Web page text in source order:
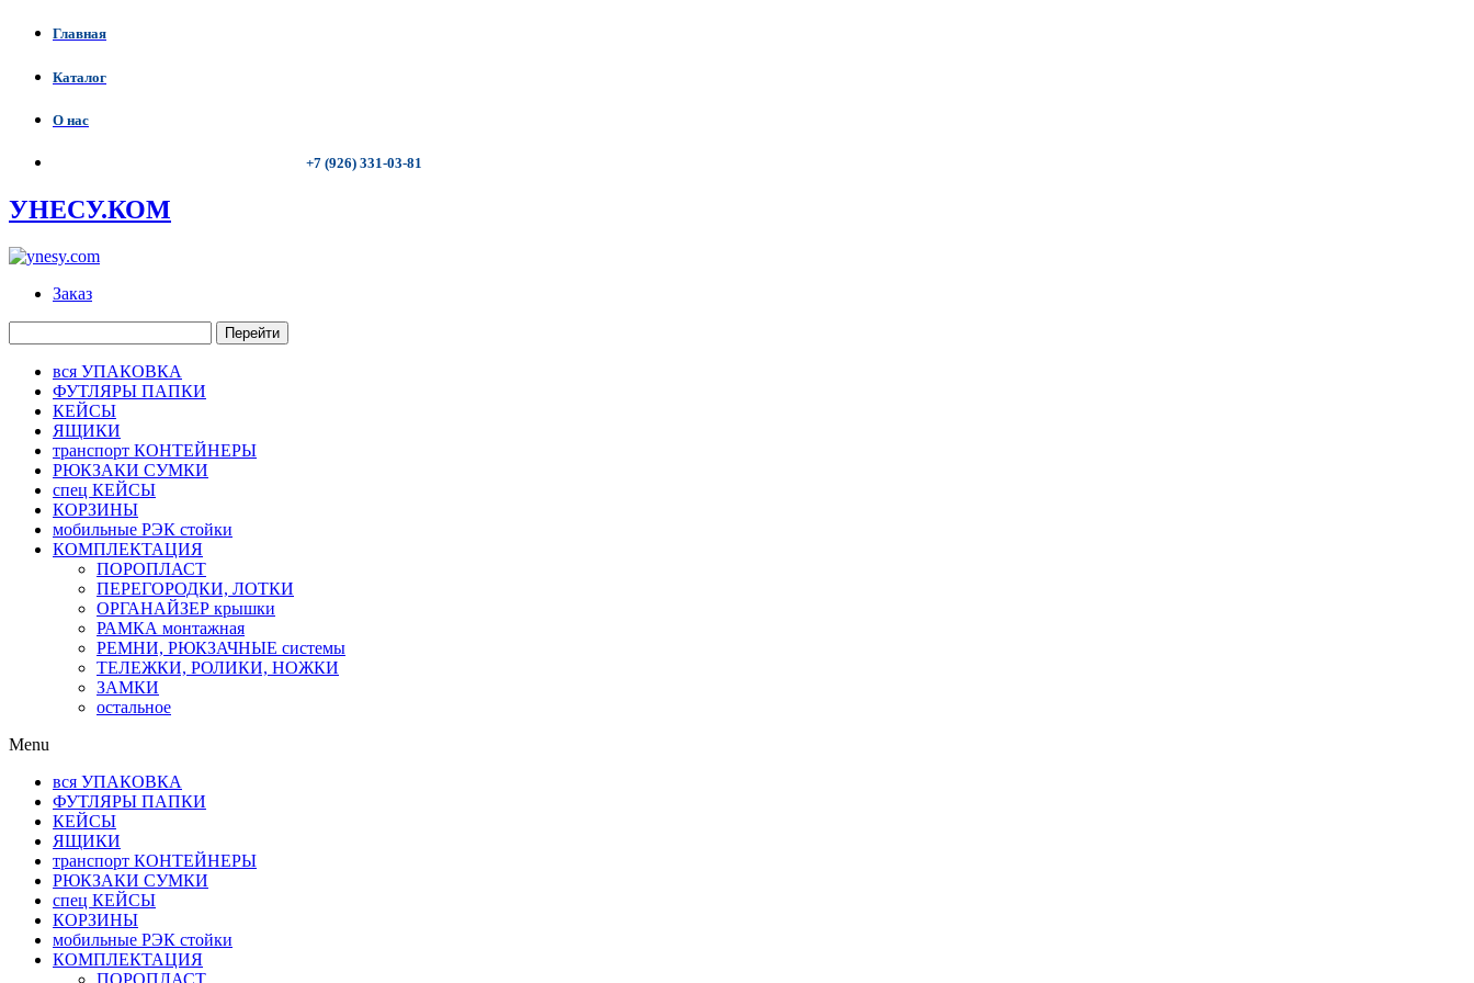
Главная
Каталог
О нас
+7 (926) 331-03-81
УНЕСУ.КОМ
Заказ
Перейти
вся УПАКОВКА
ФУТЛЯРЫ ПАПКИ
КЕЙСЫ
ЯЩИКИ
транспорт КОНТЕЙНЕРЫ
РЮКЗАКИ СУМКИ
спец КЕЙСЫ
КОРЗИНЫ
мобильные РЭК стойки
КОМПЛЕКТАЦИЯ
ПОРОПЛАСТ
ПЕРЕГОРОДКИ, ЛОТКИ
ОРГАНАЙЗЕР крышки
РАМКА монтажная
РЕМНИ, РЮКЗАЧНЫЕ системы
ТЕЛЕЖКИ, РОЛИКИ, НОЖКИ
ЗАМКИ
остальное
Menu
вся УПАКОВКА
ФУТЛЯРЫ ПАПКИ
КЕЙСЫ
ЯЩИКИ
транспорт КОНТЕЙНЕРЫ
РЮКЗАКИ СУМКИ
спец КЕЙСЫ
КОРЗИНЫ
мобильные РЭК стойки
КОМПЛЕКТАЦИЯ